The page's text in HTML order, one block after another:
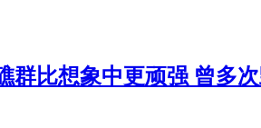
群比想象中更顽强 曾多